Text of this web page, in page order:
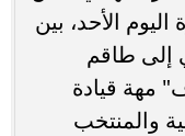
اليوم الأحد، بين
إلى طاقم
مهة قيادة
والمنتخب